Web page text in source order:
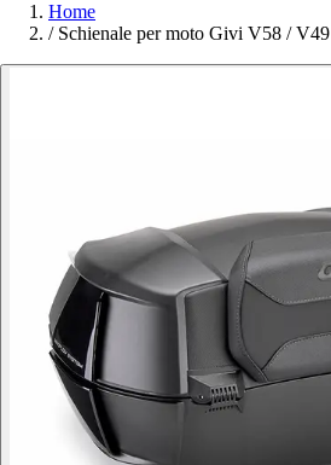
Home
/ Schienale per moto Givi V58 / V49